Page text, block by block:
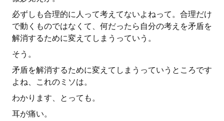
必ずしも合理的に人って考えてないよねって。合理だけ
で動くものではなくて、何だったら自分の考えを矛盾を
解消するために変えてしまうっていう。
そう。
矛盾を解消するために変えてしまうっていうところです
よね、これのミソは。
わかります、とっても。
耳が痛い。